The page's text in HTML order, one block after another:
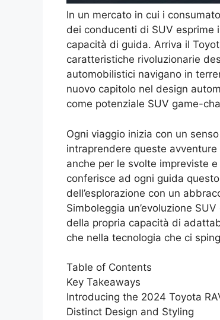
In un mercato in cui i
dei conducenti di SUV esprime
capacità di guida. Arriva il
caratteristiche rivoluzionarie
automobilistici navigano in
nuovo capitolo nel design
come potenziale SUV game-
Ogni viaggio inizia con un
intraprendere queste
anche per le svolte impreviste
conferisce ad ogni guida
dell’esplorazione con un
Simboleggia un’evoluzione
della propria capacità di
che nella tecnologia che ci
Table of Contents
Key Takeaways
Introducing the 2024 Toyota
Distinct Design and Styling